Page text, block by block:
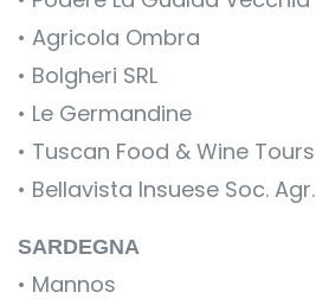
• Agricola Ombra
• Bolgheri SRL
• Le Germandine
• Tuscan Food & Wine Tours
• Bellavista Insuese Soc. Agr.
SARDEGNA
• Mannos